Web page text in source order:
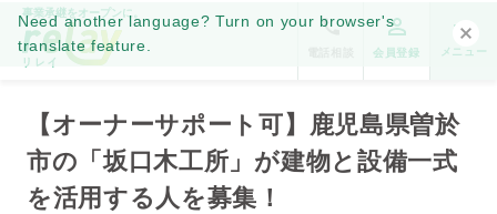
Need another language? Turn on your browser's
translate feature.
事業承継をオープンに。
会員登録 メニュー
【オーナーサポート可】鹿児島県曽於
市の「坂口木工所」が建物と設備一式
を活用する人を募集！